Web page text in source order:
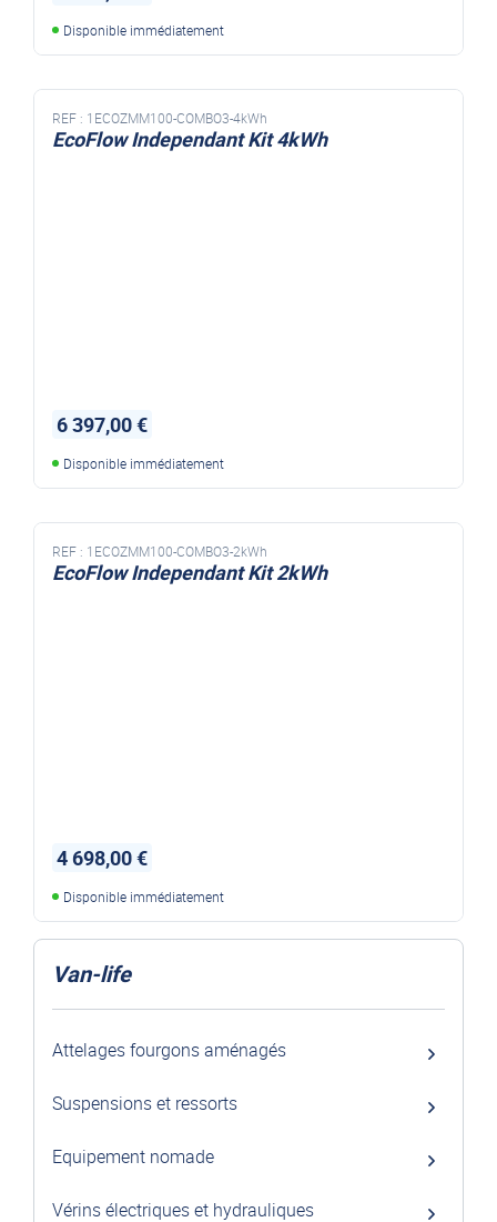
Disponible immédiatement
REF : 1ECOZMM100-COMBO3-4kWh
EcoFlow Independant Kit 4kWh
6 397,00 €
Disponible immédiatement
REF : 1ECOZMM100-COMBO3-2kWh
EcoFlow Independant Kit 2kWh
4 698,00 €
Disponible immédiatement
Van-life
Attelages fourgons aménagés
Suspensions et ressorts
Equipement nomade
Vérins électriques et hydrauliques